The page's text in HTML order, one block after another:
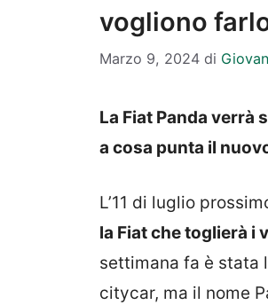
vogliono
Marzo 9, 2024 di
La Fiat Panda verrà
a cosa punta il
L’11 di luglio
la Fiat che toglierà i
settimana fa è stata
citycar, ma il nome